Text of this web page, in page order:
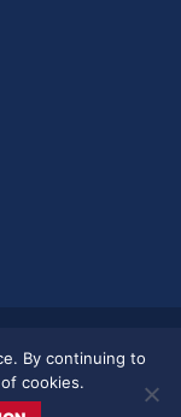
Marché / régions
By continuing to
cookies.